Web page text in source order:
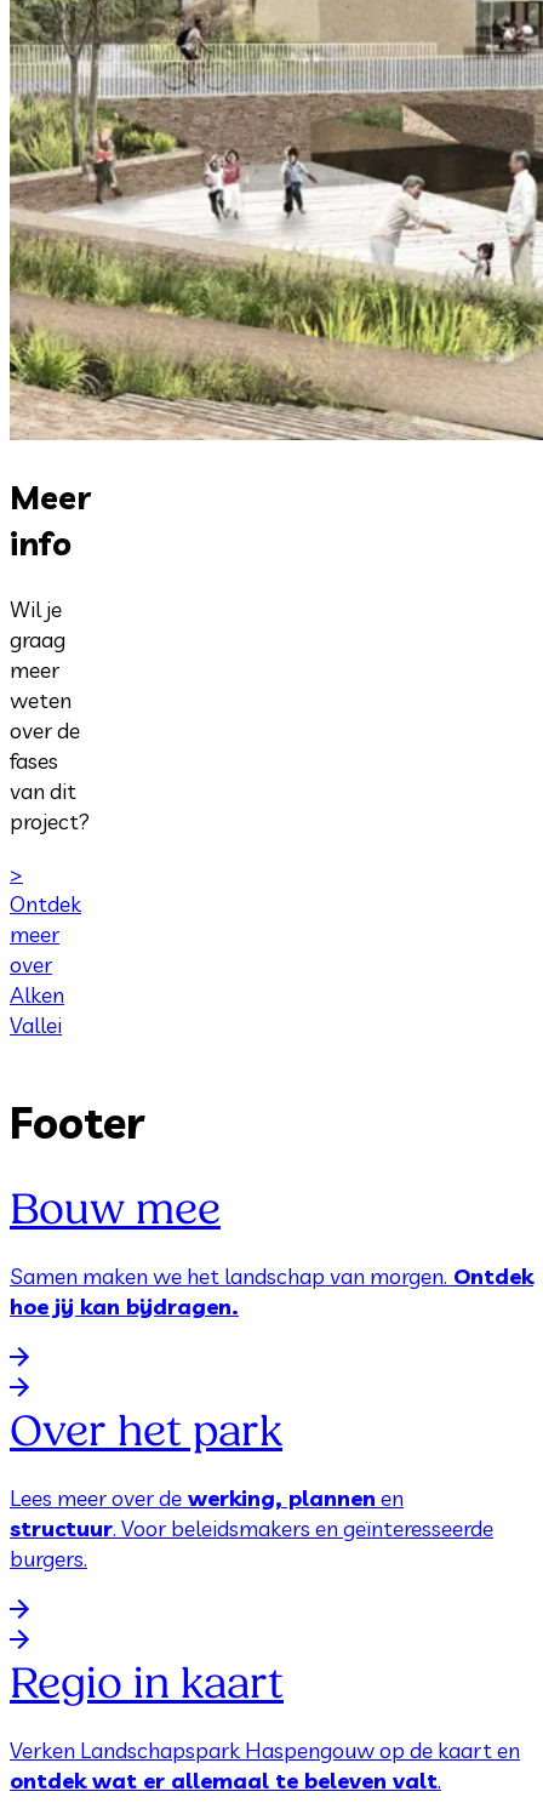
Meer
info
Wil je
graag
meer
weten
over de
fases
van dit
project?
>
Ontdek
meer
over
Alken
Vallei
Footer
Bouw mee
Samen maken we het landschap van morgen. Ontdek
hoe jij kan bijdragen.
Over het park
Lees meer over de werking, plannen en
structuur. Voor beleidsmakers en geïnteresseerde
burgers.
Regio in kaart
Verken Landschapspark Haspengouw op de kaart en
ontdek wat er allemaal te beleven valt.